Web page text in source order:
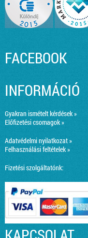
FACEBOOK
INFORMÁCIÓ
Gyakran ismételt kérdések »
Előfizetési csomagok »
Adatvédelmi nyilatkozat »
Felhasználási feltételek »
Fizetési szolgáltatónk: